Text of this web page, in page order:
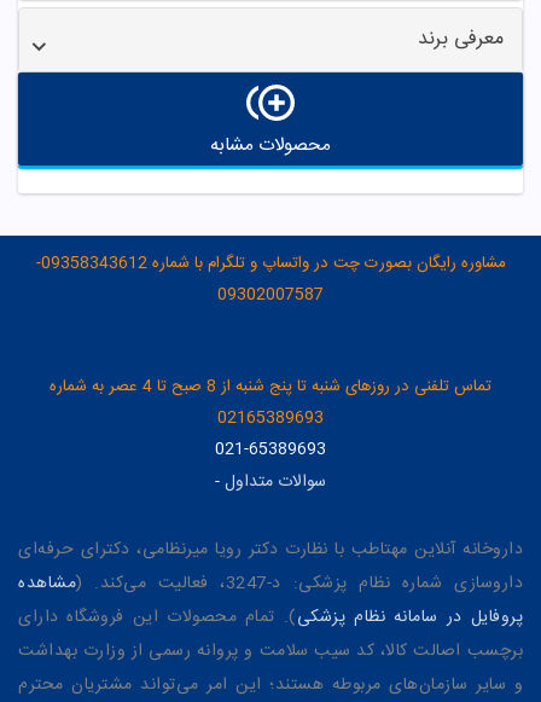
معرفی برند
محصولات مشابه
مشاوره رایگان بصورت چت در واتساپ و تلگرام با شماره 09358343612-
09302007587
تماس تلفنی در روزهای شنبه تا پنج شنبه از 8 صبح تا 4 عصر به شماره
02165389693
021-65389693
سوالات متداول-
داروخانه آنلاین مهتاطب با نظارت دکتر رویا میرنظامی، دکترای حرفه‌ای
داروسازی شماره نظام پزشکی: د-3247، فعالیت می‌کند. (
مشاهده
پروفایل در سامانه نظام پزشکی). تمام محصولات این فروشگاه دارای
برچسب اصالت کالا، کد سیب سلامت و پروانه رسمی از وزارت بهداشت
و سایر سازمان‌های مربوطه هستند؛ این امر می‌تواند مشتریان محترم